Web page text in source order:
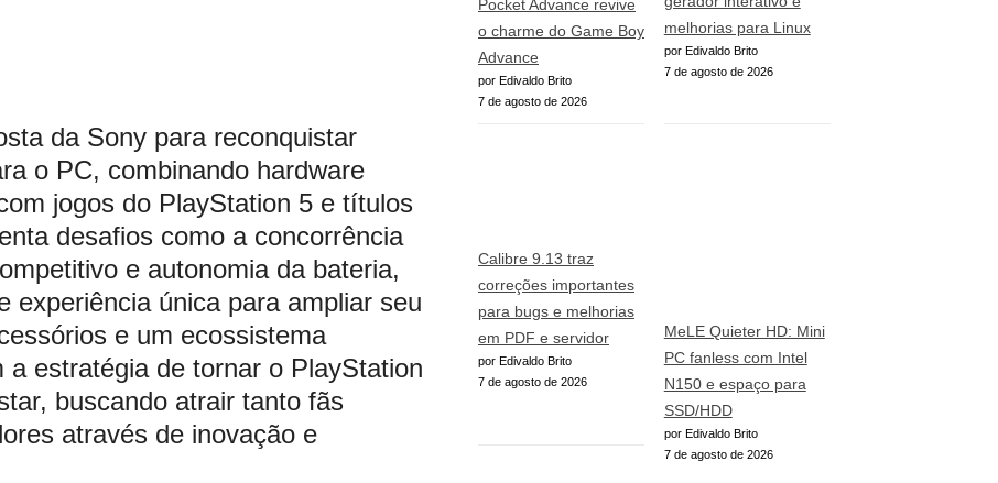
da Sony para reconquistar
o PC, combinando hardware
jogos do PlayStation 5 e títulos
desafios como a concorrência
e autonomia da bateria,
experiência única para ampliar seu
e um ecossistema
estratégia de tornar o PlayStation
buscando atrair tanto fãs
através de inovação e
Pocket Advance revive
o charme do Game Boy
Advance
por Edivaldo Brito
7 de agosto de 2026
melhorias para Linux
por Edivaldo Brito
7 de agosto de 2026
Calibre 9.13 traz
correções importantes
para bugs e melhorias
em PDF e servidor
por Edivaldo Brito
7 de agosto de 2026
MeLE Quieter HD: Mini
PC fanless com Intel
N150 e espaço para
SSD/HDD
por Edivaldo Brito
7 de agosto de 2026